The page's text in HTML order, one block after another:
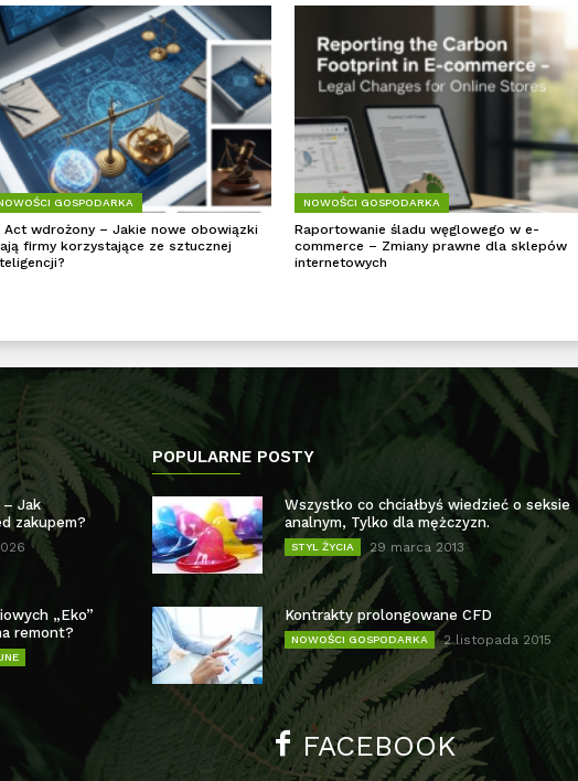
GOSPODARKA
Act wdrożony – Jakie nowe obowiązki
firmy korzystające ze sztucznej
NOWOŚCI GOSPODARKA
Raportowanie śladu węglowego w e-
commerce – Zmiany prawne dla sklepów
internetowych
Jak
zakupem?
„Eko”
remont?
POPULARNE POSTY
Wszystko co chciałbyś wiedzieć o seksie
analnym, Tylko dla mężczyzn.
STYL ŻYCIA 29 marca 2013
Kontrakty prolongowane CFD
NOWOŚCI GOSPODARKA 2 listopada 2015
FACEBOOK